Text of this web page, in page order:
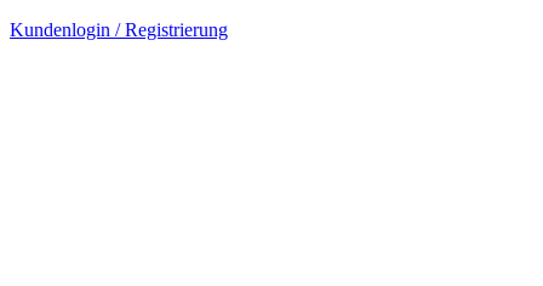
Kundenlogin / Registrierung